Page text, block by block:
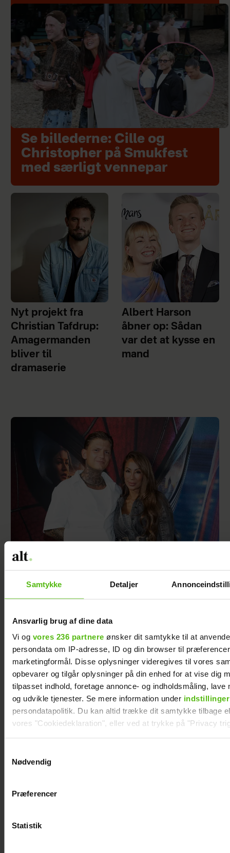
Samtykke Detaljer
Ansvarlig brug af dine data
Vi og vores 236 partnere ønsker dit samtykke til at
persondata om IP-adresse, ID og din browser til
marketingformål. Disse oplysninger videregives til vores
opbevarer og tilgår oplysninger på din enhed for at vise dig
tilpasset indhold, foretage annonce- og indholdsmåling, lave
og udvikle tjenester. Se mere information under indstillinger
persondatapolitik. Du kan altid trække dit samtykke tilbage
vores "Cookiedeklaration", eller ved at trykke på "Privacy
Vi anvender egne cookies og cookies fra tredjeparter til at
generere statistik og huske dine præferencer samt til brug
Nødvendig
Præferencer
Statistik
Se billederne: Cille og
Christopher på Smukfest
med særligt vennepar
Nyt projekt fra
Christian Tafdrup:
Amagermanden
bliver til
dramaserie
Albert Harson
åbner op: Sådan
var det at kysse en
mand
Jesper Skibby deler stor familieglæde: Skal